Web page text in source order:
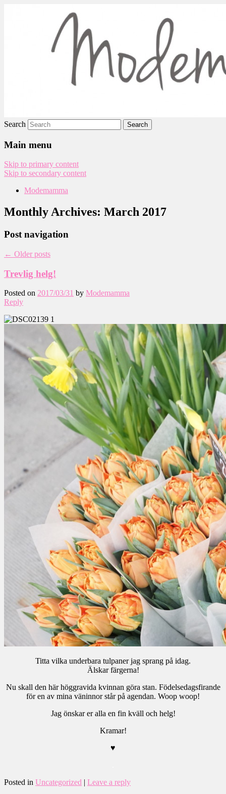
Modemamma
Search
Main menu
Skip to primary content
Skip to secondary content
Modemamma
Monthly Archives: March 2017
Post navigation
← Older posts
Trevlig helg!
Posted on 2017/03/31 by Modemamma
Reply
Titta vilka underbara tulpaner jag sprang på idag.
Älskar färgerna!
Nu skall den här höggravida kvinnan göra stan. Födelsedagsfirande
för en av mina väninnor står på agendan. Woop woop!
Jag önskar er alla en fin kväll och helg!
Kramar!
♥
Posted in Uncategorized | Leave a reply